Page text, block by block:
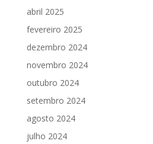
abril 2025
fevereiro 2025
dezembro 2024
novembro 2024
outubro 2024
setembro 2024
agosto 2024
julho 2024